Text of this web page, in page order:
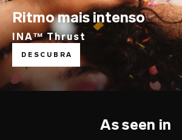
Ritmo mais intenso
INA™ Thrust
DESCUBRA
As seen in